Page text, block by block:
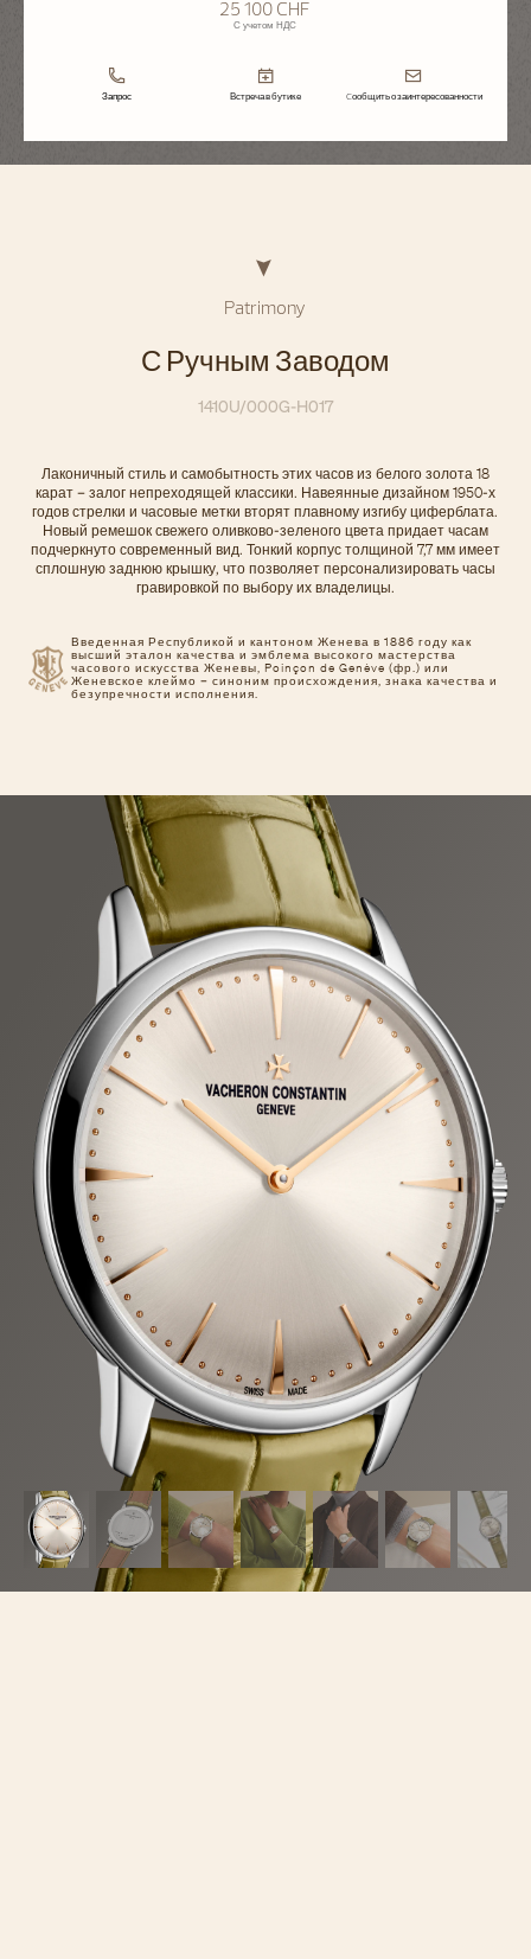
25 100 CHF
С учетом НДС
Запрос Встреча в бутике Cообщить о заинтересованности
Patrimony
С Ручным Заводом
1410U/000G-H017
Введенная Республикой и кантоном Женева в 1886 году как
высший эталон качества и эмблема высокого мастерства
часового искусства Женевы, Poinçon de Genève (фр.) или
Женевское клеймо – синоним происхождения, знака качества и
безупречности исполнения.
Лаконичный стиль и самобытность этих часов из белого золота 18
карат – залог непреходящей классики. Навеянные дизайном 1950-х
годов стрелки и часовые метки вторят плавному изгибу циферблата.
Новый ремешок свежего оливково-зеленого цвета придает часам
подчеркнуто современный вид. Тонкий корпус толщиной 7,7 мм имеет
сплошную заднюю крышку, что позволяет персонализировать часы
гравировкой по выбору их владелицы.